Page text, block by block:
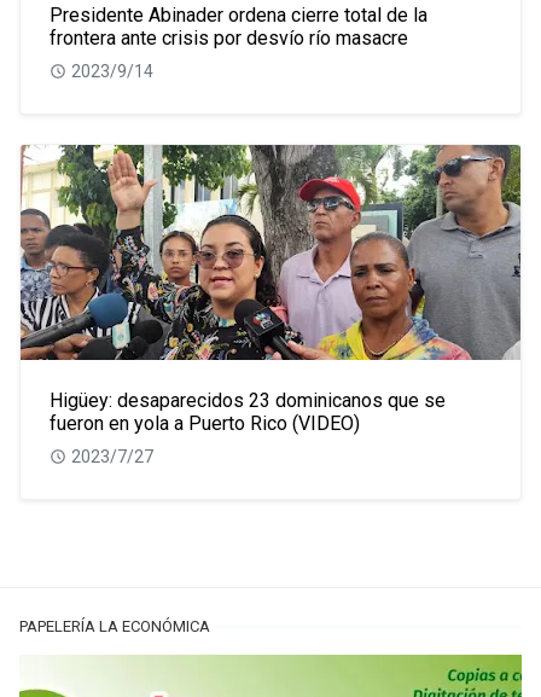
Presidente Abinader ordena cierre total de la
frontera ante crisis por desvío río masacre
2023/9/14
Higüey: desaparecidos 23 dominicanos que se
fueron en yola a Puerto Rico (VIDEO)
2023/7/27
PAPELERÍA LA ECONÓMICA